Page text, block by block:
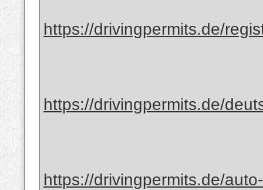
https://drivingpermits.de/
https://drivingpermits.de/
https://drivingpermits.de/